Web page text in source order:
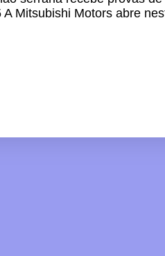
A Mitsubishi Motors abre